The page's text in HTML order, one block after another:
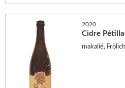
2020
Cidre
makalié,